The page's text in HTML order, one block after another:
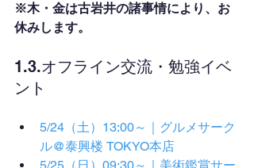
※木・金は古岩井の諸事情により、お
休みします。
1.3.オフライン交流・勉強イベ
ント
5/24（土）13:00～｜グルメサーク
ル@泰興楼 TOKYO本店